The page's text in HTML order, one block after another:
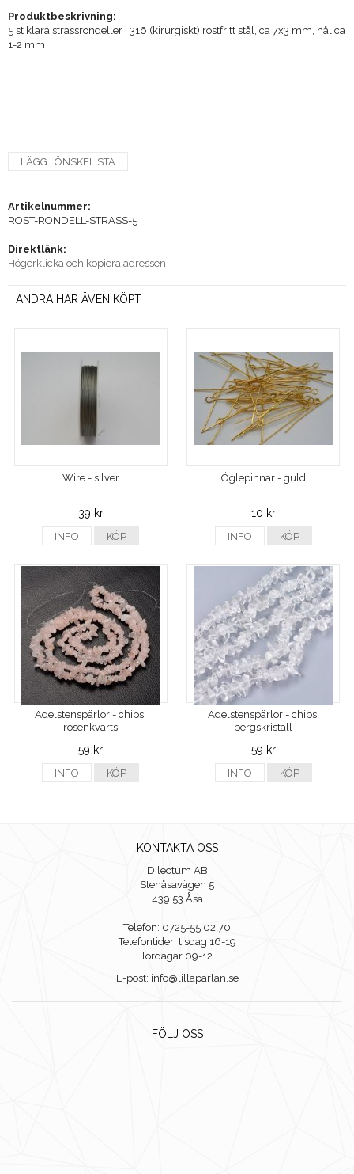
Produktbeskrivning:
5 st klara strassrondeller i 316 (kirurgiskt) rostfritt stål, ca 7x3 mm, hål ca
1-2 mm
LÄGG I ÖNSKELISTA
Artikelnummer:
ROST-RONDELL-STRASS-5
Direktlänk:
Högerklicka och kopiera adressen
ANDRA HAR ÄVEN KÖPT
Wire - silver
39 kr
INFO KÖP
Öglepinnar - guld
10 kr
INFO KÖP
Ädelstenspärlor - chips,
rosenkvarts
59 kr
INFO KÖP
Ädelstenspärlor - chips,
bergskristall
59 kr
INFO KÖP
KONTAKTA OSS
Dilectum AB
Stenåsavägen 5
439 53 Åsa
Telefon: 0725-55 02 70
Telefontider: tisdag 16-19
lördagar 09-12
E-post: info@lillaparlan.se
FÖLJ OSS